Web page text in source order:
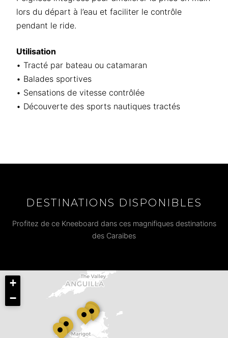
lors du départ à l’eau et faciliter le contrôle
pendant le ride.
Utilisation
• Tracté par bateau ou catamaran
• Balades sportives
• Sensations de vitesse contrôlée
• Découverte des sports nautiques tractés
DESTINATIONS DISPONIBLES
Profitez de ce Kneeboard dans ces magnifiques destinations
des Caraibes
+
−